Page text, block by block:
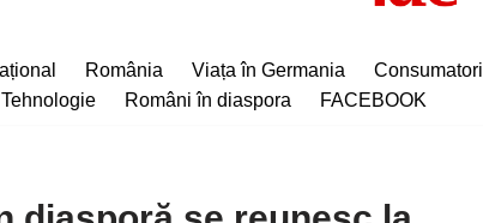
România Viața în Germania Consumatori
Tehnologie Români în diaspora FACEBOOK